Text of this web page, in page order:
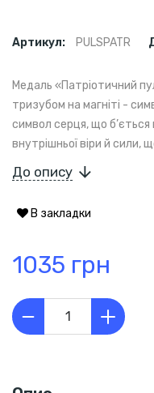
Артикул: PULSPATR
Медаль «Патріотичний
тризубом на магніті -
символ серця, що б’ється
внутрішньої віри й сили,
До опису
В закладки
1035 грн